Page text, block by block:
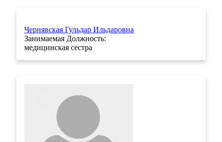
Чернявская Гульдар Ильдаровна
Занимаемая Должность:
медицинская сестра